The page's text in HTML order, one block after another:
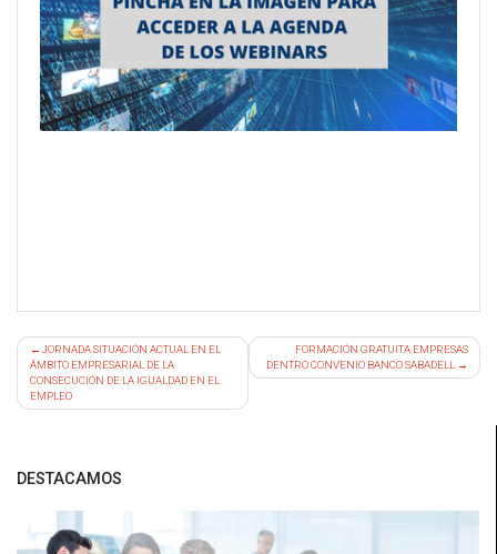
DESTACAMOS
Navegación
de
entradas
JORNADA SITUACIÓN ACTUAL EN EL
ÁMBITO EMPRESARIAL DE LA
CONSECUCIÓN DE LA IGUALDAD EN EL
EMPLEO
FORMACIÓN GRATUITA EMPRESAS
DENTRO CONVENIO BANCO SABADELL